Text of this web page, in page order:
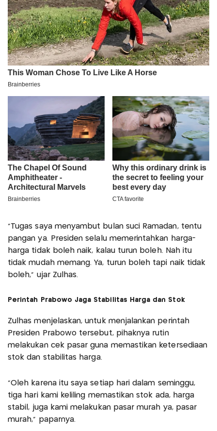
"Tugas saya menyambut bulan suci Ramadan, tentu
pangan ya. Presiden selalu memerintahkan harga-
harga tidak boleh naik, kalau turun boleh. Nah itu
tidak mudah memang. Ya, turun boleh tapi naik tidak
boleh," ujar Zulhas.
Perintah Prabowo Jaga Stabilitas Harga dan Stok
Zulhas menjelaskan, untuk menjalankan perintah
Presiden Prabowo tersebut, pihaknya rutin
melakukan cek pasar guna memastikan ketersediaan
stok dan stabilitas harga.
"Oleh karena itu saya setiap hari dalam seminggu,
tiga hari kami keliling memastikan stok ada, harga
stabil, juga kami melakukan pasar murah ya, pasar
murah," paparnya.